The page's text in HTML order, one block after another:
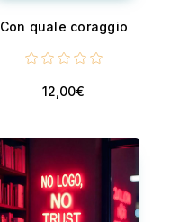
Con quale coraggio
12,00€